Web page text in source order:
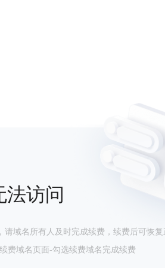
法访问
域名所有人及时完成续费，续费后可恢复
费域名页面-勾选续费域名完成续费